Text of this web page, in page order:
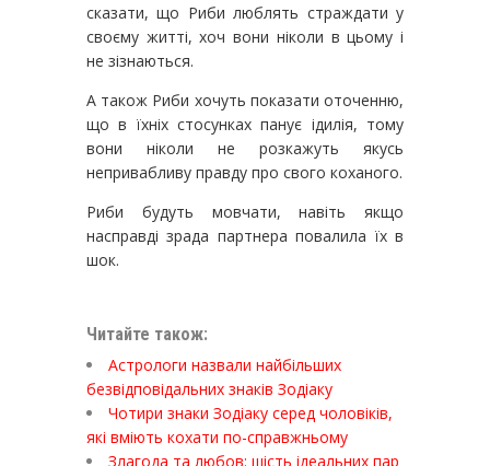
сказати, що Риби люблять страждати у
своєму житті, хоч вони ніколи в цьому і
не зізнаються.
А також Риби хочуть показати оточенню,
що в їхніх стосунках панує ідилія, тому
вони ніколи не розкажуть якусь
непривабливу правду про свого коханого.
Риби будуть мовчати, навіть якщо
насправді зрада партнера повалила їх в
шок.
Читайте також:
Астрологи назвали найбільших
безвідповідальних знаків Зодіаку
Чотири знаки Зодіаку серед чоловіків,
які вміють кохати по-справжньому
Злагода та любов: шість ідеальних пар